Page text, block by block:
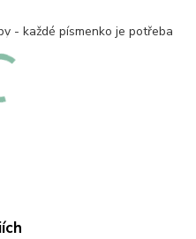
- každé písmenko je potřeba